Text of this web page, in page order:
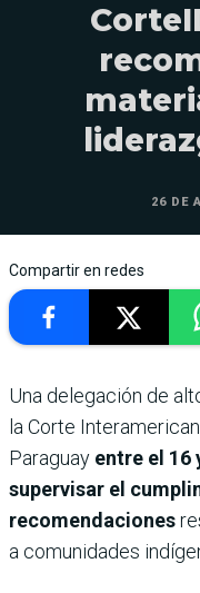
26 DE
Compartir en redes
Una delegación de
la Corte
Paraguay entre el 16
supervisar el
recomendaciones
a comunidades